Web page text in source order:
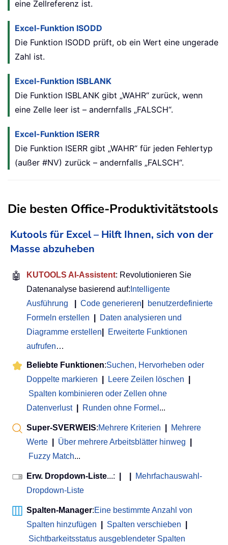
eine Zellreferenz ist.
Excel-Funktion ISODD
Die Funktion ISODD prüft, ob ein Wert eine ungerade
Zahl ist.
Excel-Funktion ISBLANK
Die Funktion ISBLANK gibt „WAHR“ zurück, wenn
eine Zelle leer ist – andernfalls „FALSCH“.
Excel-Funktion ISERR
Die Funktion ISERR gibt „WAHR“ für jeden Fehlertyp
(außer #NV) zurück – andernfalls „FALSCH“.
Die besten Office-Produktivitätstools
Kutools für Excel – Hilft Ihnen, sich von der
Masse abzuheben
🤖 KUTOOLS AI-Assistent: Revolutionieren Sie
Datenanalyse basierend auf: Intelligente
Ausführung
Code generieren
benutzerdefinierte
Formeln erstellen
Daten analysieren und
Diagramme erstellen
Erweiterte Funktionen
aufrufen…
Beliebte Funktionen:Suchen, Hervorheben oder
Doppelte markieren
Leere Zeilen löschen
Spalten kombinieren oder Zellen ohne
Datenverlust
Runden ohne Formel ...
Super-SVERWEIS:Mehrere Kriterien
Mehrere
Werte
Über mehrere Arbeitsblätter hinweg
Fuzzy Match...
Erw. Dropdown-Liste...:
Mehrfachauswahl-
Dropdown-Liste
Spalten-Manager:Eine bestimmte Anzahl von
Spalten hinzufügen
Spalten verschieben
Sichtbarkeitsstatus ausgeblendeter Spalten